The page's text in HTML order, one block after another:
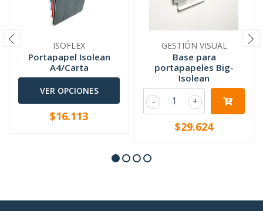
ISOFLEX
Portapapel Isolean
A4/Carta
VER OPCIONES
$16.113
GESTIÓN VISUAL
Base para
portapapeles Big-
Isolean
+
-
$29.624